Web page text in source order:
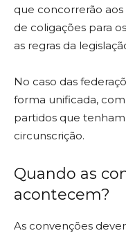
que concorrerão
de coligações para
as regras da
No caso das
forma unificada,
partidos que
circunscrição.
Quando as
acontecem?
As convenções